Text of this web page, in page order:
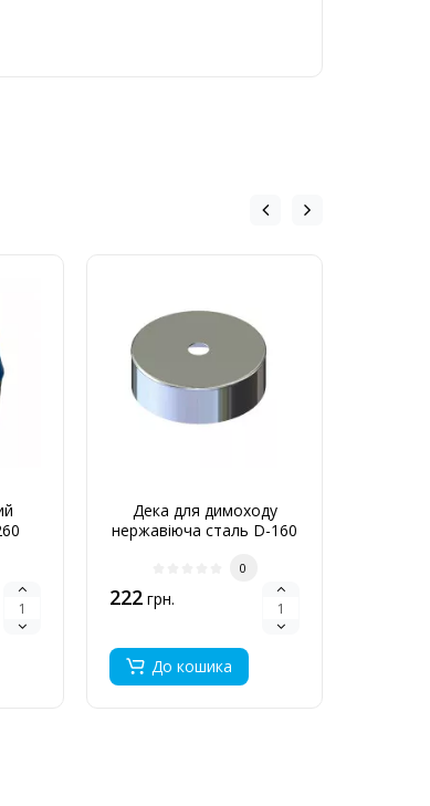
Дека для димоходу
нержавіюча сталь D-160
0
222 грн.
До кошика